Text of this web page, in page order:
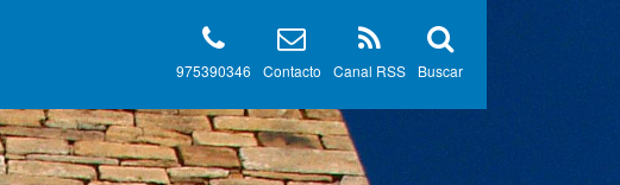
Buscar
Canal RSS
Contacto
975390346